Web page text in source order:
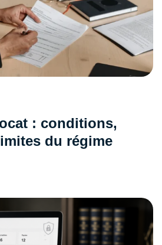
: conditions,
du régime